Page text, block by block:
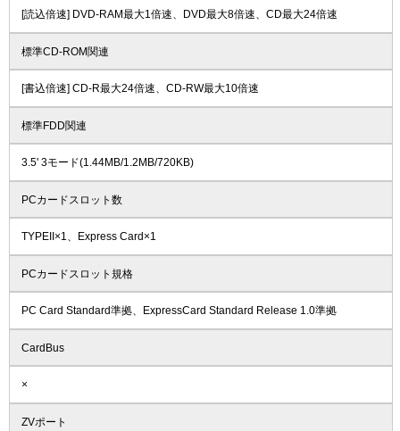
[読込倍速] DVD-RAM最大1倍速、DVD最大8倍速、CD最大24倍速
標準CD-ROM関連
[書込倍速] CD-R最大24倍速、CD-RW最大10倍速
標準FDD関連
3.5' 3モード(1.44MB/1.2MB/720KB)
PCカードスロット数
TYPEII×1、Express Card×1
PCカードスロット規格
PC Card Standard準拠、ExpressCard Standard Release 1.0準拠
CardBus
×
ZVポート